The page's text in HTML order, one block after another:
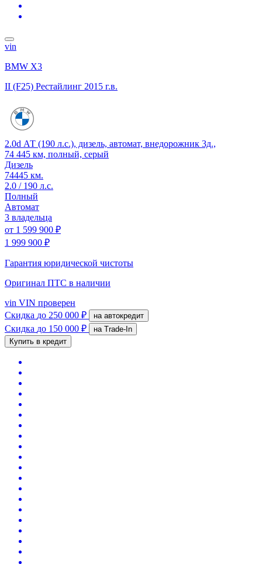
vin
BMW X3
II (F25) Рестайлинг 2015 г.в.
2.0d АТ (190 л.с.), дизель, автомат, внедорожник 3д.,
74 445 км, полный, серый
Дизель
74445 км.
2.0 / 190 л.с.
Полный
Автомат
3 владельца
от 1 599 900 ₽
1 999 900 ₽
Гарантия юридической чистоты
Оригинал ПТС в наличии
vin VIN проверен
Скидка до 250 000 ₽ на автокредит
Скидка до 150 000 ₽
на Trade-In
Купить в кредит